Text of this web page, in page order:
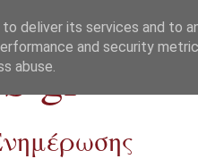
gr
deliver its services and to
and security
abuse.